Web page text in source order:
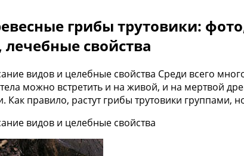
грибы трутовики:
свойства
видов и целебные свойства Среди всего
можно встретить и на живой, и на мертвой
Как правило, растут грибы трутовики группами,
видов и целебные свойства